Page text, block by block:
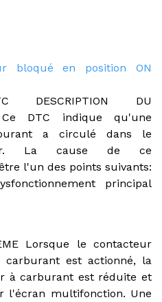
bloqué en position ON
DESCRIPTION DU
Ce DTC indique qu'une
a circulé dans le
La cause de ce
l'un des points suivants:
principal
Lorsque le contacteur
est actionné, la
à carburant est réduite et
l'écran multifonction. Une